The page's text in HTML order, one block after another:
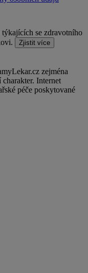
týkajících se zdravotního
Zjistit více
zejména
Internet
péče poskytované